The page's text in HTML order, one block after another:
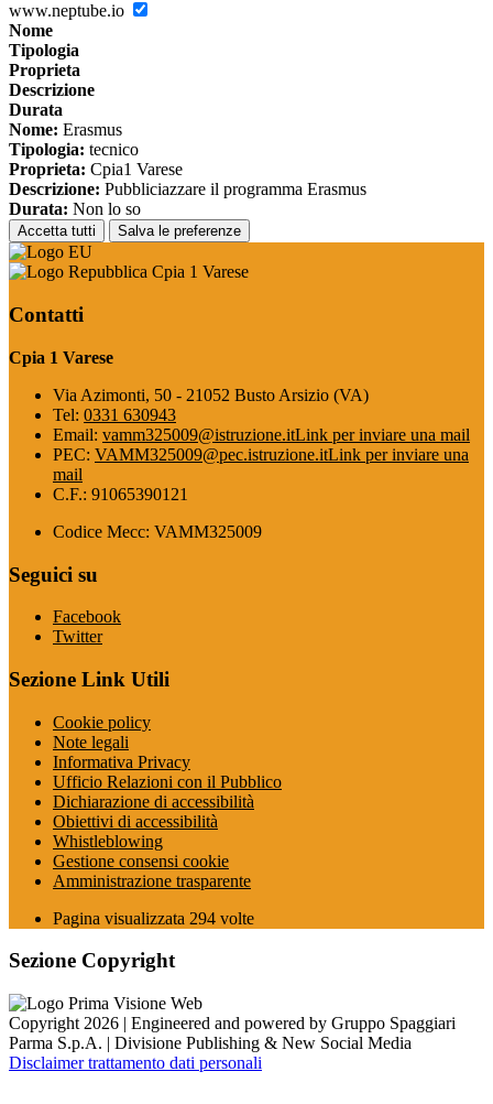
www.neptube.io
Nome
Tipologia
Proprieta
Descrizione
Durata
Nome: Erasmus
Tipologia: tecnico
Proprieta: Cpia1 Varese
Descrizione: Pubbliciazzare il programma Erasmus
Durata: Non lo so
Accetta tutti Salva le preferenze
Cpia 1 Varese
Contatti
Cpia 1 Varese
Via Azimonti, 50 - 21052 Busto Arsizio (VA)
Tel: 0331 630943
Email: vamm325009@istruzione.itLink per inviare una mail
PEC: VAMM325009@pec.istruzione.itLink per inviare una
mail
C.F.: 91065390121
Codice Mecc: VAMM325009
Seguici su
Facebook
Twitter
Sezione Link Utili
Cookie policy
Note legali
Informativa Privacy
Ufficio Relazioni con il Pubblico
Dichiarazione di accessibilità
Obiettivi di accessibilità
Whistleblowing
Gestione consensi cookie
Amministrazione trasparente
Pagina visualizzata 294 volte
Sezione Copyright
Copyright 2026 | Engineered and powered by Gruppo Spaggiari
Parma S.p.A. | Divisione Publishing & New Social Media
Disclaimer trattamento dati personali